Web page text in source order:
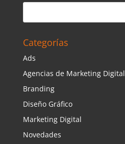
Categorías
Ads
Agencias de Marketing Digital
Branding
Diseño Gráfico
Marketing Digital
Novedades